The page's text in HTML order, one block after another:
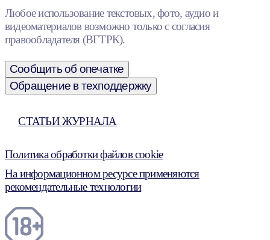
Любое использование текстовых, фото, аудио и
видеоматериалов возможно только с согласия
правообладателя (ВГТРК).
Сообщить об опечатке
Обращение в техподдержку
СТАТЬИ ЖУРНАЛА
Политика обработки файлов cookie
На информационном ресурсе применяются
рекомендательные технологии